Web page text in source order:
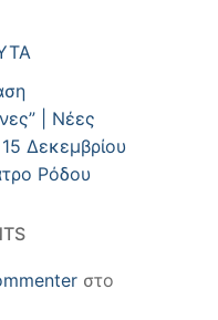
| Νέες
Δεκεμβρίου
Ρόδου
στο